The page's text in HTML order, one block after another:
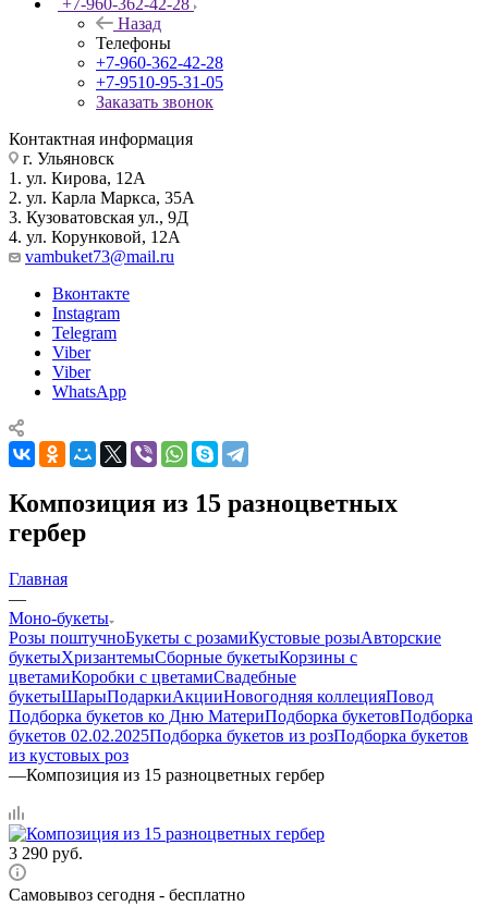
+7-960-362-42-28
Назад
Телефоны
+7-960-362-42-28
+7-9510-95-31-05
Заказать звонок
Контактная информация
г. Ульяновск
1. ул. Кирова, 12А
2. ул. Карла Маркса, 35А
3. Кузоватовская ул., 9Д
4. ул. Корунковой, 12А
vambuket73@mail.ru
Вконтакте
Instagram
Telegram
Viber
Viber
WhatsApp
Композиция из 15 разноцветных
гербер
Главная
—
Моно-букеты
Розы поштучноБукеты с розамиКустовые розыАвторские
букетыХризантемыСборные букетыКорзины с
цветамиКоробки с цветамиСвадебные
букетыШарыПодаркиАкцииНовогодняя коллецияПовод
Подборка букетов ко Дню МатериПодборка букетовПодборка
букетов 02.02.2025Подборка букетов из розПодборка букетов
из кустовых роз
—Композиция из 15 разноцветных гербер
3 290 руб.
Самовывоз сегодня - бесплатно